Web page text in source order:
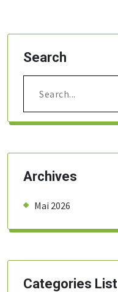
Search
Search
for:
Archives
Mai 2026
Categories List